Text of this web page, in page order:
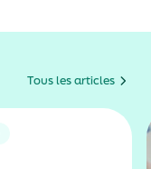
Tous les articles